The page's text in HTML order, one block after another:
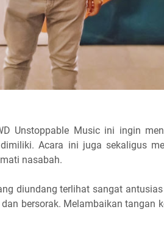
Unstoppable Music ini ingin
Acara ini juga sekaligus
nasabah.
diundang terlihat sangat
bersorak. Melambaikan tangan